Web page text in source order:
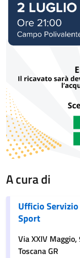
A cura di
Ufficio
Sport
Via XXIV
Toscana GR